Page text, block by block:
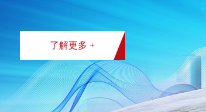
了解更多 +